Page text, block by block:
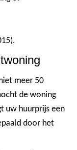
meer 50
de woning
uw huurprijs een
door het